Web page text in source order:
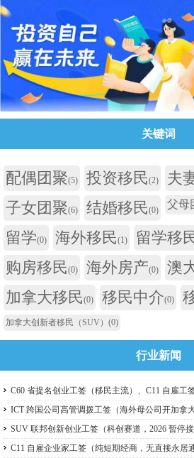
关键词
配偶团聚(5) 投资移民(2) 夫
子女团聚(6) 结婚移民(0) 父母
留学(0) 海外移民(1) 留学移
购房移民(0) 海外房产(0) 澳
加拿大移民(0) 移民中介(0)
加拿大创新者移民（SUV） (0)
行业新闻
C60 省提名创业工签（移民主流）、C11 自雇工
ICT 跨国高管工签比较
ICT 跨国公司高管调拨工签（海外母公司开加拿
SUV 联邦创新创业工签（科创赛道，2026 暂停接
C11 自雇企业家工签（纯短期经商，无直接永居